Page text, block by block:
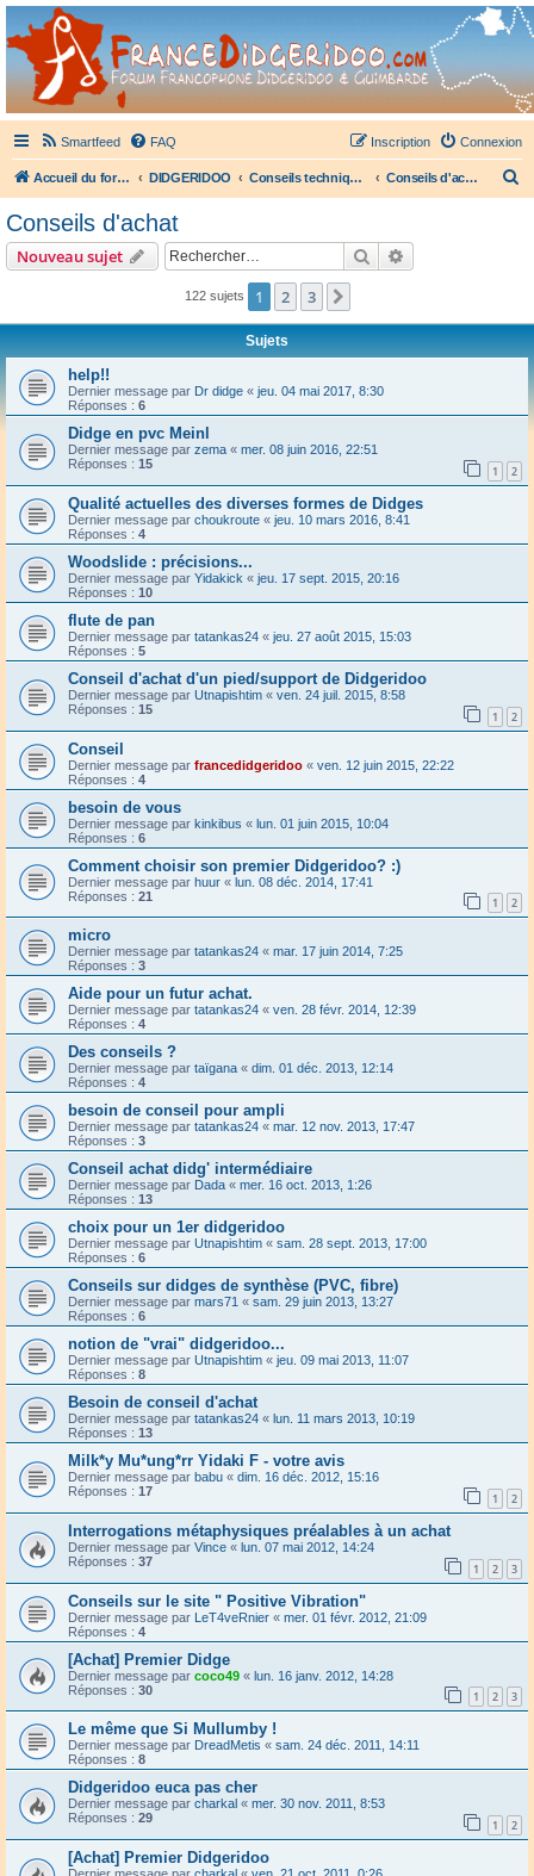
France Didgeridoo
Didgeridoo et Guimbarde sur France Didgeridoo - retrouvez la communauté.
Smartfeed FAQ Connexion
Inscription
Accueil du forum DIDGERIDOO Conseils techniques didgeridoo Conseils d'achat
r
Conseils d'achat
Nouveau sujet Rechercher
122 sujets 1 2 3
Sujets
help!!
Dernier message par Dr didge « jeu. 04 mai 2017, 8:30
Réponses : 6
Didge en pvc Meinl
Dernier message par zema « mer. 08 juin 2016, 22:51
Réponses : 15 1 2
Qualité actuelles des diverses formes de Didges
Dernier message par choukroute « jeu. 10 mars 2016, 8:41
Réponses : 4
Woodslide : précisions...
Dernier message par Yidakick « jeu. 17 sept. 2015, 20:16
Réponses : 10
flute de pan
Dernier message par tatankas24 « jeu. 27 août 2015, 15:03
Réponses : 5
Conseil d'achat d'un pied/support de Didgeridoo
Dernier message par Utnapishtim « ven. 24 juil. 2015, 8:58
Réponses : 15 1 2
Conseil
Dernier message par francedidgeridoo « ven. 12 juin 2015, 22:22
Réponses : 4
besoin de vous
Dernier message par kinkibus « lun. 01 juin 2015, 10:04
Réponses : 6
Comment choisir son premier Didgeridoo? :)
Dernier message par huur « lun. 08 déc. 2014, 17:41
Réponses : 21 1 2
micro
Dernier message par tatankas24 « mar. 17 juin 2014, 7:25
Réponses : 3
Aide pour un futur achat.
Dernier message par tatankas24 « ven. 28 févr. 2014, 12:39
Réponses : 4
Des conseils ?
Dernier message par taïgana « dim. 01 déc. 2013, 12:14
Réponses : 4
besoin de conseil pour ampli
Dernier message par tatankas24 « mar. 12 nov. 2013, 17:47
Réponses : 3
Conseil achat didg' intermédiaire
Dernier message par Dada « mer. 16 oct. 2013, 1:26
Réponses : 13
choix pour un 1er didgeridoo
Dernier message par Utnapishtim « sam. 28 sept. 2013, 17:00
Réponses : 6
Conseils sur didges de synthèse (PVC, fibre)
Dernier message par mars71 « sam. 29 juin 2013, 13:27
Réponses : 6
notion de "vrai" didgeridoo...
Dernier message par Utnapishtim « jeu. 09 mai 2013, 11:07
Réponses : 8
Besoin de conseil d'achat
Dernier message par tatankas24 « lun. 11 mars 2013, 10:19
Réponses : 13
Milk*y Mu*ung*rr Yidaki F - votre avis
Dernier message par babu « dim. 16 déc. 2012, 15:16
Réponses : 17 1 2
Interrogations métaphysiques préalables à un achat
Dernier message par Vince « lun. 07 mai 2012, 14:24
Réponses : 37 1 2 3
Conseils sur le site " Positive Vibration"
Dernier message par LeT4veRnier « mer. 01 févr. 2012, 21:09
Réponses : 4
[Achat] Premier Didge
Dernier message par coco49 « lun. 16 janv. 2012, 14:28
Réponses : 30 1 2 3
Le même que Si Mullumby !
Dernier message par DreadMetis « sam. 24 déc. 2011, 14:11
Réponses : 8
Didgeridoo euca pas cher
Dernier message par charkal « mer. 30 nov. 2011, 8:53
Réponses : 29 1 2
[Achat] Premier Didgeridoo